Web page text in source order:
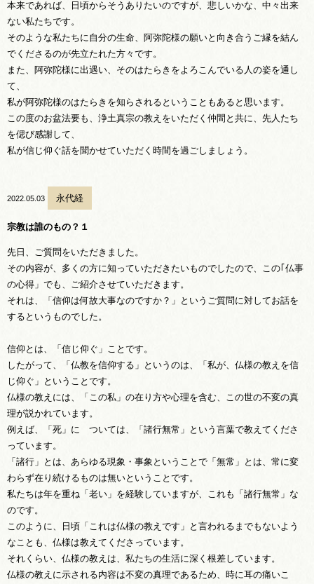
本来であれば、日頃からそうありたいのですが、悲しいかな、中々出来
ない私たちです。
そのような私たちに自分の生命、阿弥陀様の願いと向き合うご縁を結ん
でくださるのが先立たれた方々です。
また、阿弥陀様に出遇い、そのはたらきをよろこんでいる人の姿を通し
て、
私が阿弥陀様のはたらきを知らされるということもあると思います。
この度のお盆法要も、浄土真宗の教えをいただく仲間と共に、先人たち
を偲び感謝して、
私が信じ仰ぐ話を聞かせていただく時間を過ごしましょう。
2022.05.03 永代経
宗教は誰のもの？１
先日、ご質問をいただきました。
その内容が、多くの方に知っていただきたいものでしたので、この｢仏事
の心得」でも、ご紹介させていただきます。
それは、「信仰は何故大事なのですか？」というご質問に対してお話を
するというものでした。
信仰とは、「信じ仰ぐ」ことです。
したがって、「仏教を信仰する」というのは、「私が、仏様の教えを信
じ仰ぐ」ということです。
仏様の教えには、「この私」の在り方や心理を含む、この世の不変の真
理が説かれています。
例えば、「死」に ついては、「諸行無常」という言葉で教えてくださ
っています。
「諸行」とは、あらゆる現象・事象ということで「無常」とは、常に変
わらず在り続けるものは無いということです。
私たちは年を重ね「老い」を経験していますが、これも「諸行無常」な
のです。
このように、日頃「これは仏様の教えです」と言われるまでもないよう
なことも、仏様は教えてくださっています。
それくらい、仏様の教えは、私たちの生活に深く根差しています。
仏様の教えに示される内容は不変の真理であるため、時に耳の痛いこ